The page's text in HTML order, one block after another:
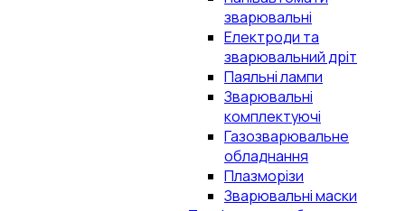
зварювальні
Електроди та
зварювальний дріт
Паяльні лампи
Зварювальні
комплектуючі
Газозварювальне
обладнання
Плазморізи
Зварювальні маски